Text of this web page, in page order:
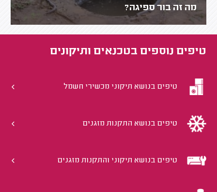
מה זה בור ספיגה?
טיפים נוספים בטכנאים ותיקונים
טיפים בנושא תיקוני מכשירי חשמל
טיפים בנושא התקנות מזגנים
טיפים בנושא תיקוני והתקנות מזגנים